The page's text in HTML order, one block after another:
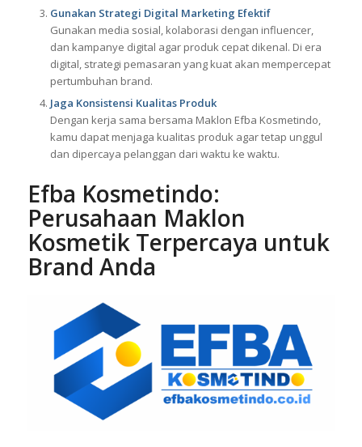
Gunakan Strategi Digital Marketing Efektif
Gunakan media sosial, kolaborasi dengan influencer,
dan kampanye digital agar produk cepat dikenal. Di era
digital, strategi pemasaran yang kuat akan mempercepat
pertumbuhan brand.
Jaga Konsistensi Kualitas Produk
Dengan kerja sama bersama Maklon Efba Kosmetindo,
kamu dapat menjaga kualitas produk agar tetap unggul
dan dipercaya pelanggan dari waktu ke waktu.
Efba Kosmetindo:
Perusahaan Maklon
Kosmetik Terpercaya untuk
Brand Anda